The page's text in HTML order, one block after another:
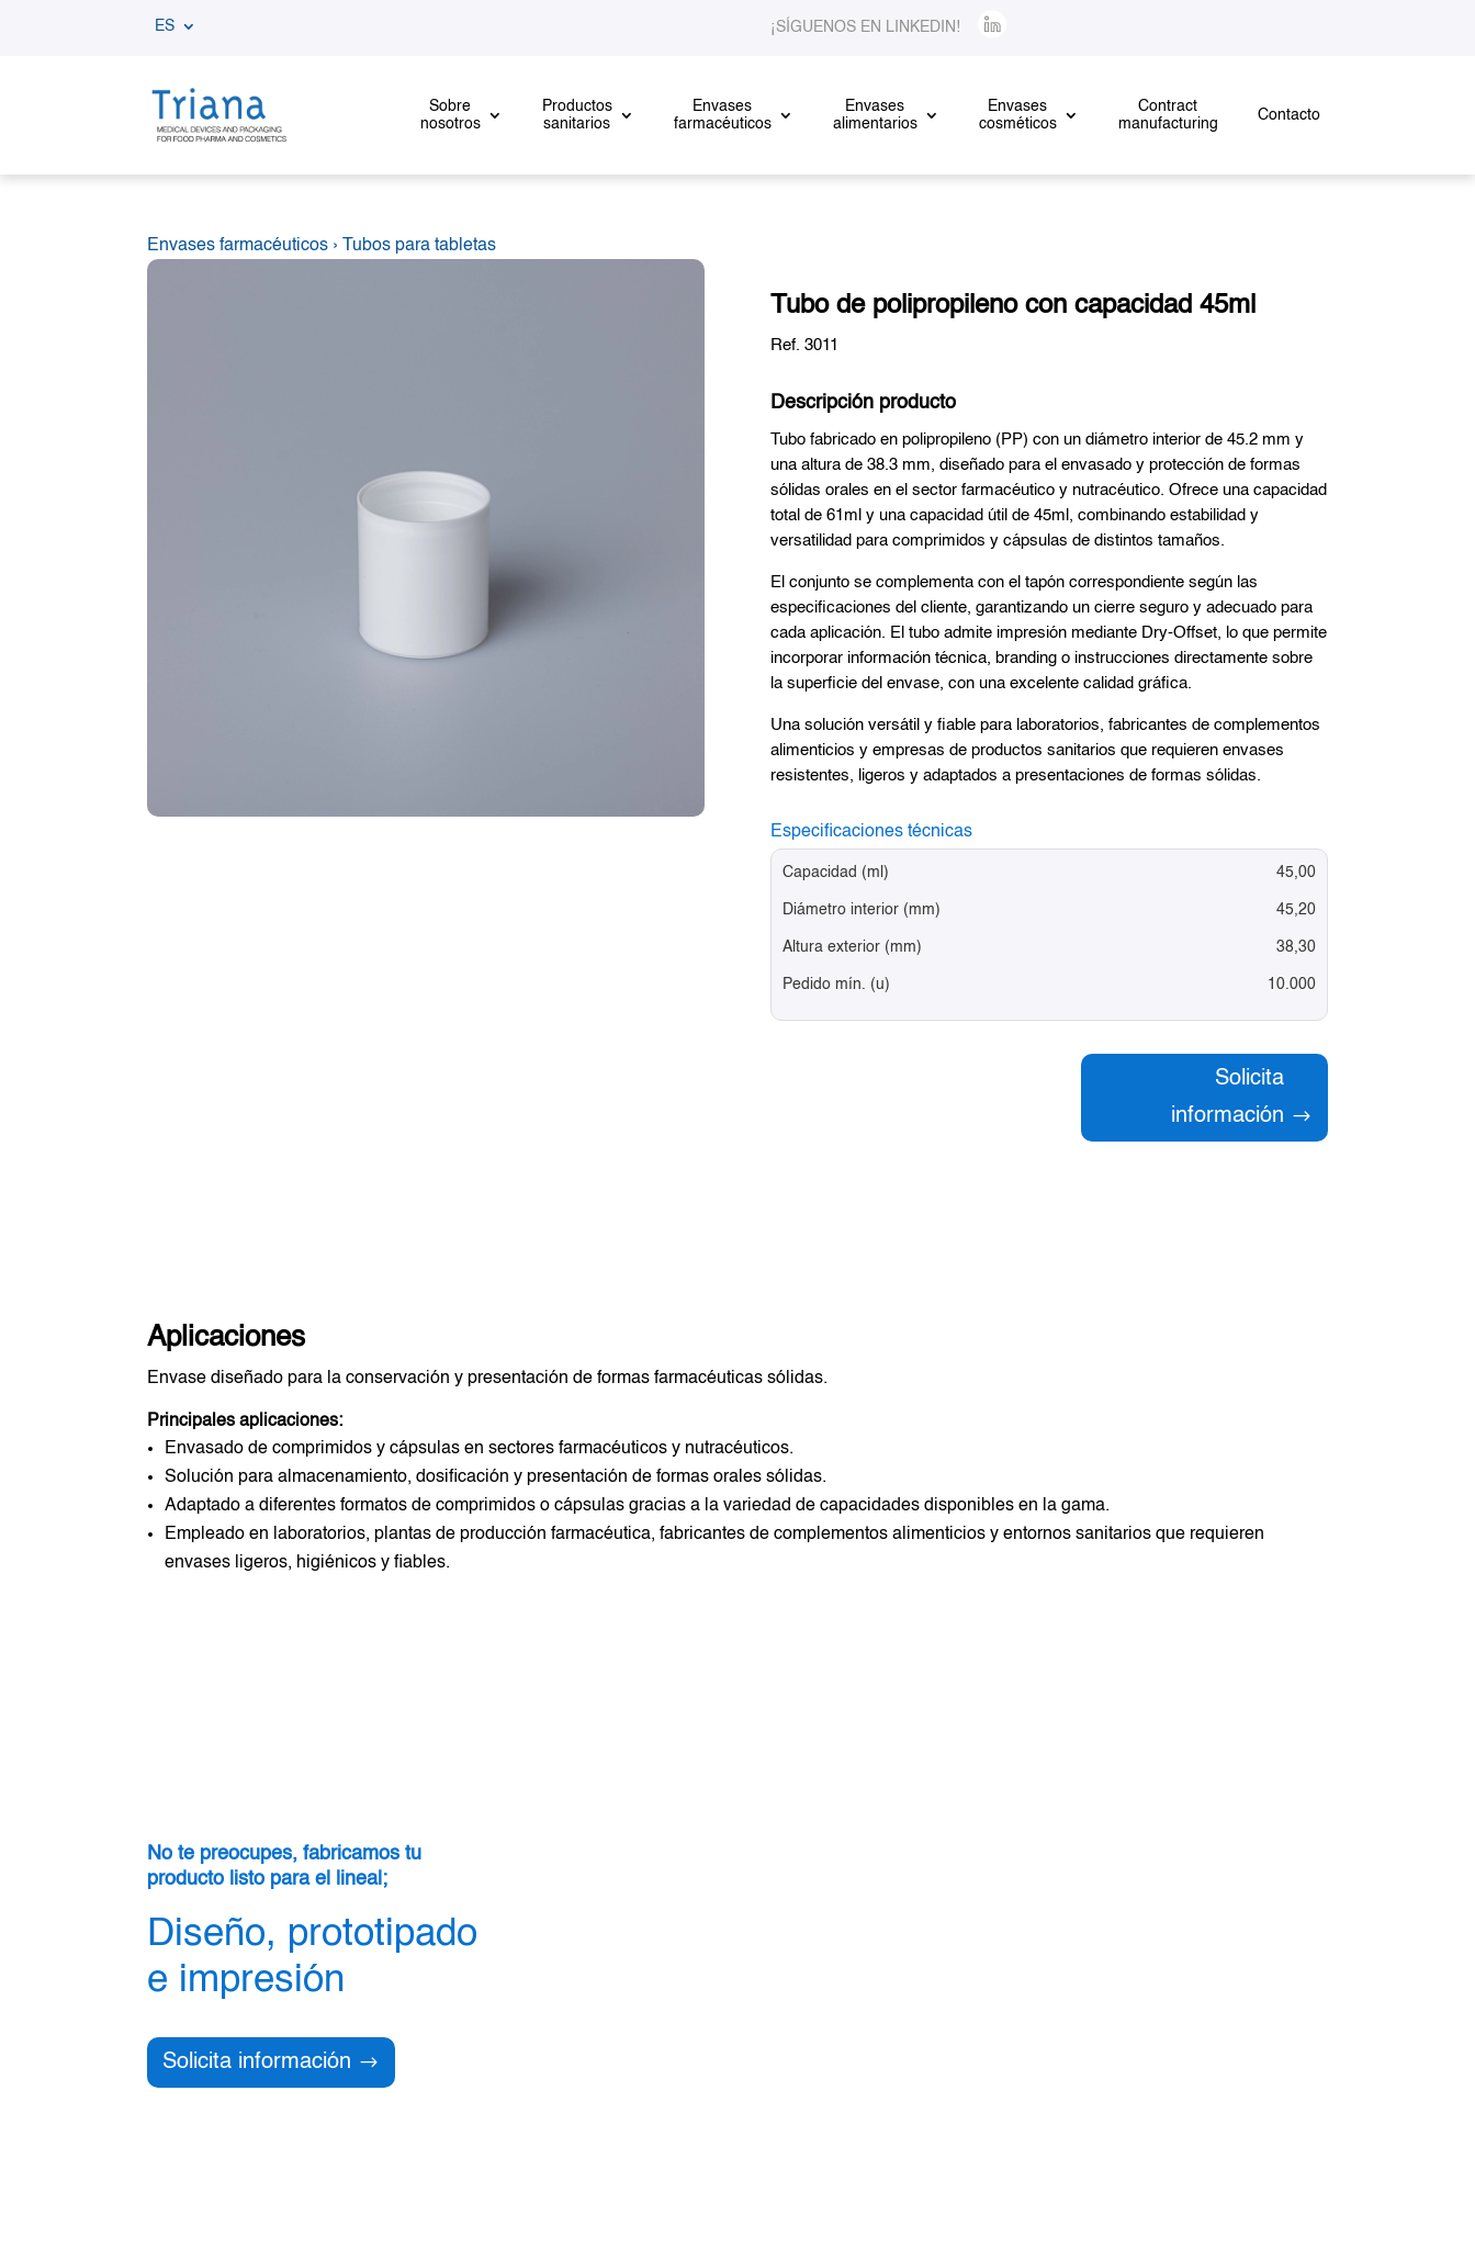
ES ¡SÍGUENOS EN LINKEDIN!
Sobre
nosotros
Productos
sanitarios
Envases
farmacéuticos
Envases
alimentarios
Envases
cosméticos
Contract
manufacturing
Contacto
Envases farmacéuticos › Tubos para tabletas
Tubo de polipropileno con capacidad 45ml
Ref. 3011
Descripción producto
Tubo fabricado en polipropileno (PP) con un diámetro interior de 45.2 mm y
una altura de 38.3 mm, diseñado para el envasado y protección de formas
sólidas orales en el sector farmacéutico y nutracéutico. Ofrece una capacidad
total de 61ml y una capacidad útil de 45ml, combinando estabilidad y
versatilidad para comprimidos y cápsulas de distintos tamaños.
El conjunto se complementa con el tapón correspondiente según las
especificaciones del cliente, garantizando un cierre seguro y adecuado para
cada aplicación. El tubo admite impresión mediante Dry-Offset, lo que permite
incorporar información técnica, branding o instrucciones directamente sobre
la superficie del envase, con una excelente calidad gráfica.
Una solución versátil y fiable para laboratorios, fabricantes de complementos
alimenticios y empresas de productos sanitarios que requieren envases
resistentes, ligeros y adaptados a presentaciones de formas sólidas.
Especificaciones técnicas
Capacidad (ml)
Diámetro interior (mm)
Altura exterior (mm)
Pedido mín. (u)
45,00
45,20
38,30
10.000
Solicita
información
Aplicaciones
Envase diseñado para la conservación y presentación de formas farmacéuticas sólidas.
Principales aplicaciones:
Envasado de comprimidos y cápsulas en sectores farmacéuticos y nutracéuticos.
Solución para almacenamiento, dosificación y presentación de formas orales sólidas.
Adaptado a diferentes formatos de comprimidos o cápsulas gracias a la variedad de capacidades disponibles en la gama.
Empleado en laboratorios, plantas de producción farmacéutica, fabricantes de complementos alimenticios y entornos sanitarios que requieren
envases ligeros, higiénicos y fiables.
No te preocupes, fabricamos tu
producto listo para el lineal;
Diseño, prototipado
e impresión
Solicita información